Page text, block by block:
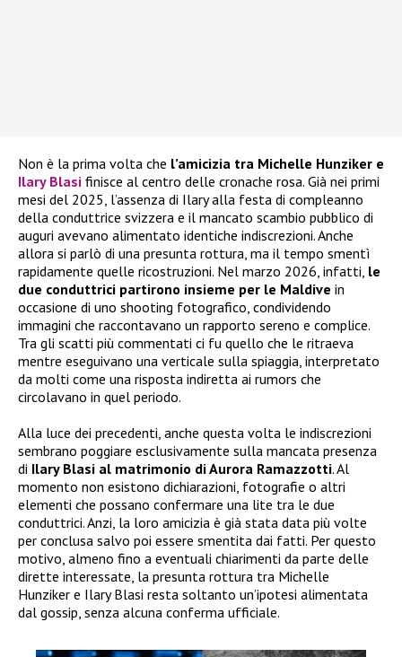
Non è la prima volta che l’amicizia tra Michelle Hunziker e
Ilary Blasi finisce al centro delle cronache rosa. Già nei primi
mesi del 2025, l’assenza di Ilary alla festa di compleanno
della conduttrice svizzera e il mancato scambio pubblico di
auguri avevano alimentato identiche indiscrezioni. Anche
allora si parlò di una presunta rottura, ma il tempo smentì
rapidamente quelle ricostruzioni. Nel marzo 2026, infatti, le
due conduttrici partirono insieme per le Maldive in
occasione di uno shooting fotografico, condividendo
immagini che raccontavano un rapporto sereno e complice.
Tra gli scatti più commentati ci fu quello che le ritraeva
mentre eseguivano una verticale sulla spiaggia, interpretato
da molti come una risposta indiretta ai rumors che
circolavano in quel periodo.
Alla luce dei precedenti, anche questa volta le indiscrezioni
sembrano poggiare esclusivamente sulla mancata presenza
di Ilary Blasi al matrimonio di Aurora Ramazzotti. Al
momento non esistono dichiarazioni, fotografie o altri
elementi che possano confermare una lite tra le due
conduttrici. Anzi, la loro amicizia è già stata data più volte
per conclusa salvo poi essere smentita dai fatti. Per questo
motivo, almeno fino a eventuali chiarimenti da parte delle
dirette interessate, la presunta rottura tra Michelle
Hunziker e Ilary Blasi resta soltanto un’ipotesi alimentata
dal gossip, senza alcuna conferma ufficiale.